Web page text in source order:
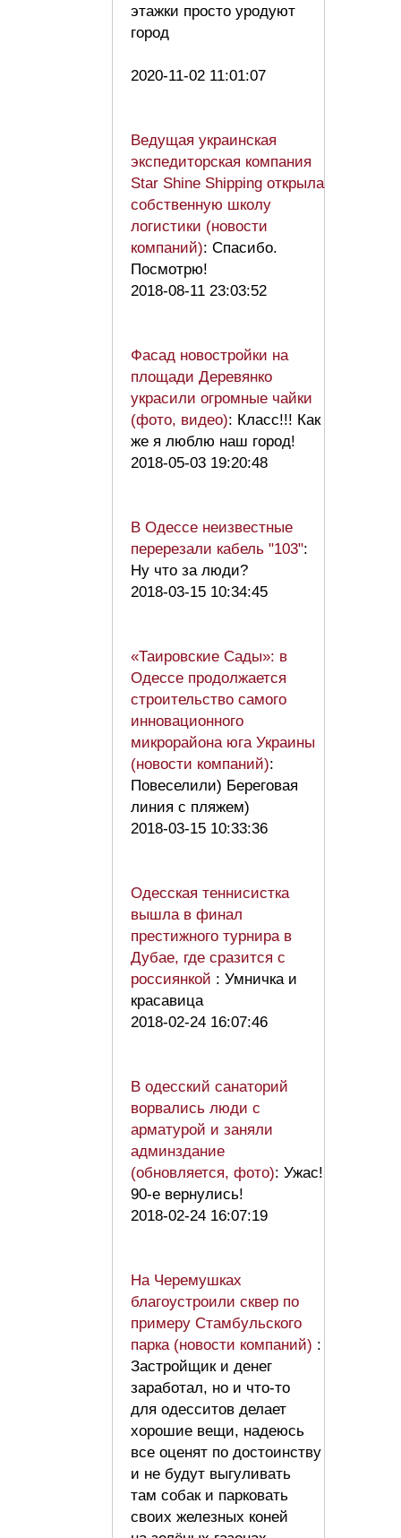
этажки просто уродуют
город
2020-11-02 11:01:07
Ведущая украинская
экспедиторская компания
Star Shine Shipping открыла
собственную школу
логистики (новости
компаний): Спасибо.
Посмотрю!
2018-08-11 23:03:52
Фасад новостройки на
площади Деревянко
украсили огромные чайки
(фото, видео): Класс!!! Как
же я люблю наш город!
2018-05-03 19:20:48
В Одессе неизвестные
перерезали кабель "103":
Ну что за люди?
2018-03-15 10:34:45
«Таировские Сады»: в
Одессе продолжается
строительство самого
инновационного
микрорайона юга Украины
(новости компаний):
Повеселили) Береговая
линия с пляжем)
2018-03-15 10:33:36
Одесская теннисистка
вышла в финал
престижного турнира в
Дубае, где сразится с
россиянкой : Умничка и
красавица
2018-02-24 16:07:46
В одесский санаторий
ворвались люди с
арматурой и заняли
админздание
(обновляется, фото): Ужас!
90-е вернулись!
2018-02-24 16:07:19
На Черемушках
благоустроили сквер по
примеру Стамбульского
парка (новости компаний) :
Застройщик и денег
заработал, но и что-то
для одесситов делает
хорошие вещи, надеюсь
все оценят по достоинству
и не будут выгуливать
там собак и парковать
своих железных коней